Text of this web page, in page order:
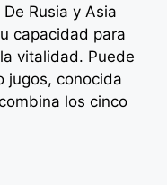
De Rusia y Asia
capacidad para
vitalidad. Puede
jugos, conocida
los cinco